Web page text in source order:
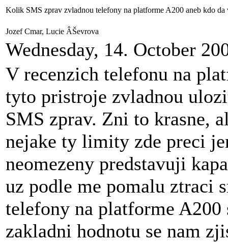
Kolik SMS zprav zvladnou telefony na platforme A200 aneb kdo da
Jozef Cmar, Lucie ÂŠevrova
Wednesday, 14. October
V recenzich telefonu na
tyto pristroje zvladnou
SMS zprav. Zni to krasne,
nejake ty limity zde preci
neomezeny predstavuji
uz podle me pomalu ztraci
telefony na platforme A200
zakladni hodnotu se nam